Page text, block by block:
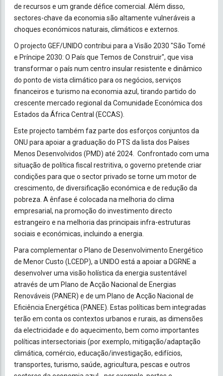
de recursos e um grande défice comercial. Além disso,
sectores-chave da economia são altamente vulneráveis a
choques económicos naturais, climáticos e externos.
O projecto GEF/UNIDO contribui para a Visão 2030 "São Tomé
e Príncipe 2030: O País que Temos de Construir", que visa
transformar o país num centro insular resistente e dinâmico
do ponto de vista climático para os negócios, serviços
financeiros e turismo na economia azul, tirando partido do
crescente mercado regional da Comunidade Económica dos
Estados da África Central (ECCAS).
Este projecto também faz parte dos esforços conjuntos da
ONU para apoiar a graduação do PTS da lista dos Países
Menos Desenvolvidos (PMD) até 2024. Confrontado com uma
situação de política fiscal restritiva, o governo pretende criar
condições para que o sector privado se torne um motor de
crescimento, de diversificação económica e de redução da
pobreza. A ênfase é colocada na melhoria do clima
empresarial, na promoção do investimento directo
estrangeiro e na melhoria das principais infra-estruturas
sociais e económicas, incluindo a energia.
Para complementar o Plano de Desenvolvimento Energético
de Menor Custo (LCEDP), a UNIDO está a apoiar a DGRNE a
desenvolver uma visão holística da energia sustentável
através de um Plano de Acção Nacional de Energias
Renováveis (PANER) e de um Plano de Acção Nacional de
Eficiência Energética (PANEE). Estas políticas bem integradas
terão em conta os contextos urbanos e rurais, as dimensões
da electricidade e do aquecimento, bem como importantes
políticas intersectoriais (por exemplo, mitigação/adaptação
climática, comércio, educação/investigação, edifícios,
transportes, turismo, saúde, agricultura, pescas e outros